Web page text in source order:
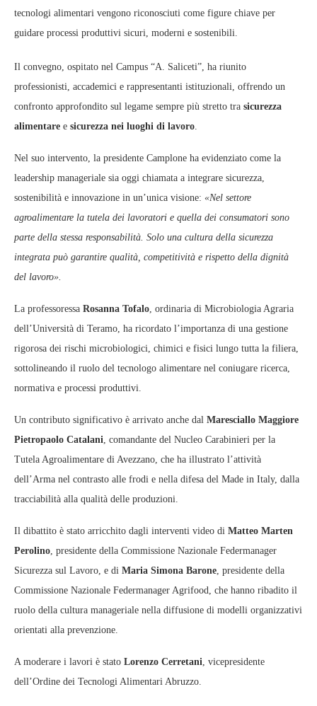
tecnologi alimentari vengono riconosciuti come figure chiave per
guidare processi produttivi sicuri, moderni e sostenibili.
Il convegno, ospitato nel Campus “A. Saliceti”, ha riunito
professionisti, accademici e rappresentanti istituzionali, offrendo un
confronto approfondito sul legame sempre più stretto tra sicurezza
alimentare e sicurezza nei luoghi di lavoro.
Nel suo intervento, la presidente Camplone ha evidenziato come la
leadership manageriale sia oggi chiamata a integrare sicurezza,
sostenibilità e innovazione in un’unica visione: «Nel settore
agroalimentare la tutela dei lavoratori e quella dei consumatori sono
parte della stessa responsabilità. Solo una cultura della sicurezza
integrata può garantire qualità, competitività e rispetto della dignità
del lavoro».
La professoressa Rosanna Tofalo, ordinaria di Microbiologia Agraria
dell’Università di Teramo, ha ricordato l’importanza di una gestione
rigorosa dei rischi microbiologici, chimici e fisici lungo tutta la filiera,
sottolineando il ruolo del tecnologo alimentare nel coniugare ricerca,
normativa e processi produttivi.
Un contributo significativo è arrivato anche dal Maresciallo Maggiore
Pietropaolo Catalani, comandante del Nucleo Carabinieri per la
Tutela Agroalimentare di Avezzano, che ha illustrato l’attività
dell’Arma nel contrasto alle frodi e nella difesa del Made in Italy, dalla
tracciabilità alla qualità delle produzioni.
Il dibattito è stato arricchito dagli interventi video di Matteo Marten
Perolino, presidente della Commissione Nazionale Federmanager
Sicurezza sul Lavoro, e di Maria Simona Barone, presidente della
Commissione Nazionale Federmanager Agrifood, che hanno ribadito il
ruolo della cultura manageriale nella diffusione di modelli organizzativi
orientati alla prevenzione.
A moderare i lavori è stato Lorenzo Cerretani, vicepresidente
dell’Ordine dei Tecnologi Alimentari Abruzzo.